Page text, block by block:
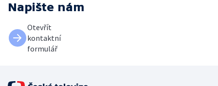
Napište nám
Otevřít
kontaktní
formulář